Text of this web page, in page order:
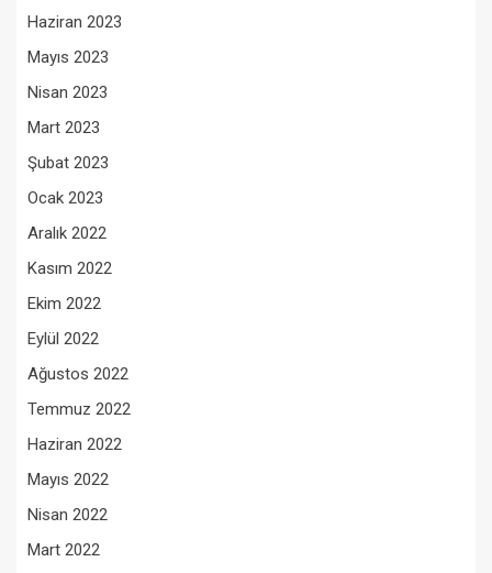
Haziran 2023
Mayıs 2023
Nisan 2023
Mart 2023
Şubat 2023
Ocak 2023
Aralık 2022
Kasım 2022
Ekim 2022
Eylül 2022
Ağustos 2022
Temmuz 2022
Haziran 2022
Mayıs 2022
Nisan 2022
Mart 2022